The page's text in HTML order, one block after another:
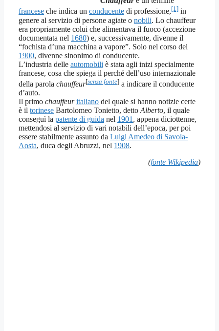
francese che indica un conducente di professione,[1] in
genere al servizio di persone agiate o nobili. Lo chauffeur
era propriamente colui che alimentava il fuoco (accezione
documentata nel 1680) e, successivamente, divenne il
“fochista d’una macchina a vapore”. Solo nel corso del
1900, divenne sinonimo di conducente.
L’industria delle automobili è stata agli inizi specialmente
francese, cosa che spiega il perché dell’uso internazionale
della parola chauffeur[senza fonte] a indicare il conducente
d’auto.
Il primo chauffeur italiano del quale si hanno notizie certe
è il torinese Bartolomeo Tonietto, detto Alberto, il quale
conseguì la patente di guida nel 1901 , appena diciottenne,
mettendosi al servizio di vari notabili dell’epoca, per poi
essere stabilmente assunto da Luigi Amedeo di Savoia-
Aosta, duca degli Abruzzi, nel 1908.
(fonte Wikipedia)